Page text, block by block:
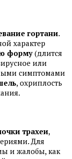
гортани.
характер
форму(длится
или
симптомами
, охриплость
трахеи,
Для
и жалобы, как